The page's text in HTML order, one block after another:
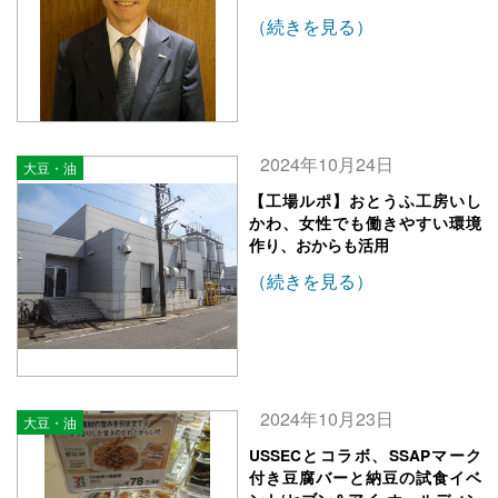
（続きを見る）
大豆・油 2024年10月24日
【工場ルポ】おとうふ工房いし
かわ、女性でも働きやすい環境
作り、おからも活用
（続きを見る）
大豆・油 2024年10月23日
USSECとコラボ、SSAPマーク
付き豆腐バーと納豆の試食イベ